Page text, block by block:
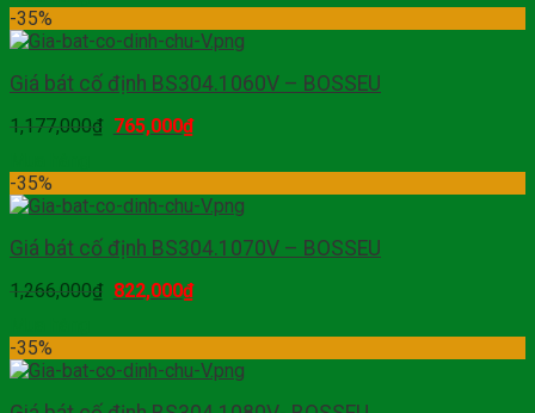
-35%
Giá bát cố định BS304.1060V – BOSSEU
1,177,000₫ 765,000₫
-35%
Giá bát cố định BS304.1070V – BOSSEU
1,266,000₫ 822,000₫
-35%